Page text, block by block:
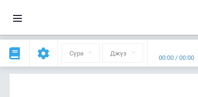
Сүрә Джүз 00:00 /00:00